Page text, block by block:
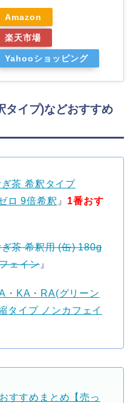
Amazon
楽天市場
Yahooショッピング
タイプ)などおすすめ
茶 希釈タイプ
ロ 9倍希釈 』 1番おす
茶 希釈用 (缶) 180g
ェイン』
・KA・RA(グリーン
タイプ ノンカフェイ
すすめまとめ【売っ